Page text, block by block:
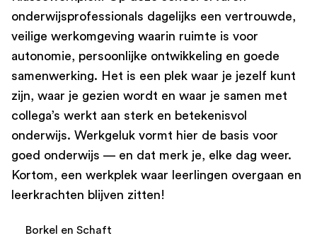
onderwijsprofessionals dagelijks een vertrouwde,
veilige werkomgeving waarin ruimte is voor
autonomie, persoonlijke ontwikkeling en goede
samenwerking. Het is een plek waar je jezelf kunt
zijn, waar je gezien wordt en waar je samen met
collega’s werkt aan sterk en betekenisvol
onderwijs. Werkgeluk vormt hier de basis voor
goed onderwijs — en dat merk je, elke dag weer.
Kortom, een werkplek waar leerlingen overgaan en
leerkrachten blijven zitten!
Borkel en Schaft